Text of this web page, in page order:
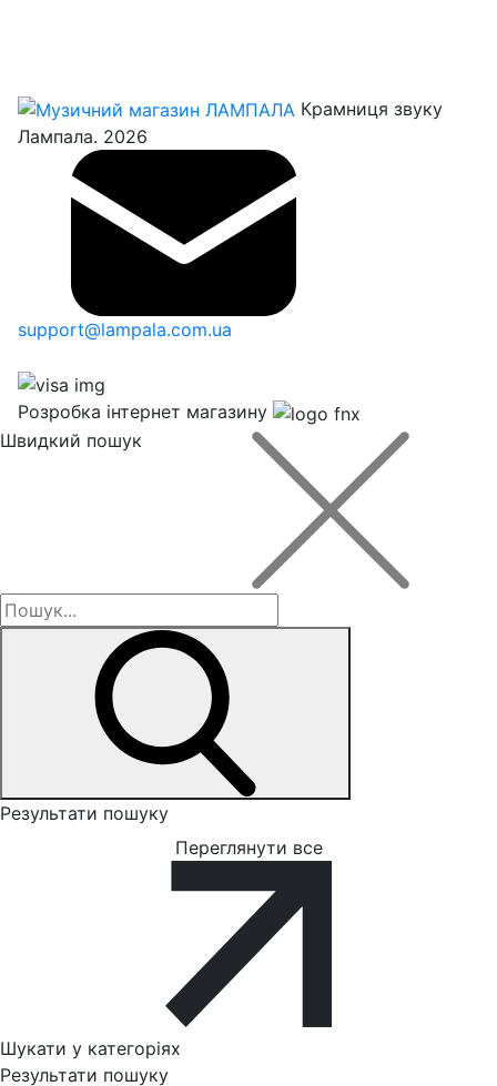
Крамниця звуку
Лампала. 2026
support@lampala.com.ua
Розробка інтернет магазину
Швидкий пошук
Результати пошуку
Переглянути все
Шукати у категоріях
Результати пошуку